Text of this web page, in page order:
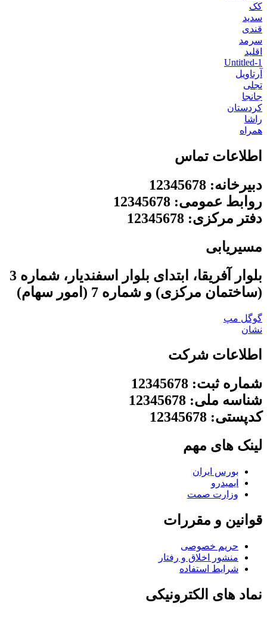
کک
سدید
قندی
سرمد
اقلید
Untitled-1
آرتاویل
تجلی
جانجا
کردستان
راشا
همراه
اطلاعات تماس
دبیرخانه: 12345678
روابط عمومی: 12345678
دفتر مرکزی: 12345678
مسیریابی
بلوار آفریقا، ابتدای بلوار اسفندیار، شماره 3
(ساختمان مرکزی) و شماره 7 (امور سهام)
گوگل مپ
نشان
اطلاعات شرکت
شماره ثبت: 12345678
شناسه ملی: 12345678
کدپستی: 12345678
لینک های مهم
بورس ایران
ایمیدرو
وزارت صمت
قوانین و مقررات
حریم خصوصی
منشور اخلاق و رفتار
شرایط استفاده
نماد های الکترونیکی